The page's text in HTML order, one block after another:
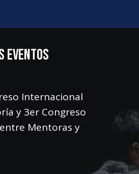
EVENTOS
Internacional
y 3er Congreso
Mentoras y